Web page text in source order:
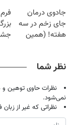
میلیون تومان!!!
جادوی درمان
جای زخم در سه
هفته! (همین
نظر شما
نظرات حاوی توهین
نمی‌شود.
نظراتی که غیر از